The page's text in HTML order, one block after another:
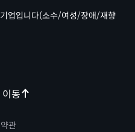
동
업입니다(소수/여성/장애/재향
관